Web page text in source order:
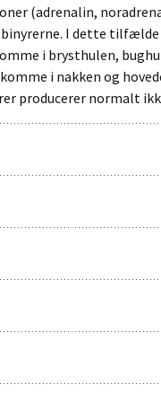
(adrenalin,
I dette
i brysthulen,
i nakken og
producerer normalt